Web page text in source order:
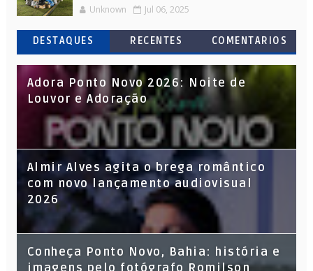
Unknown Jul 06, 2025
DESTAQUES RECENTES COMENTARIOS
Adora Ponto Novo 2026: Noite de
Louvor e Adoração
Almir Alves agita o brega romântico
com novo lançamento audiovisual
2026
Conheça Ponto Novo, Bahia: história e
imagens pelo fotógrafo Romilson